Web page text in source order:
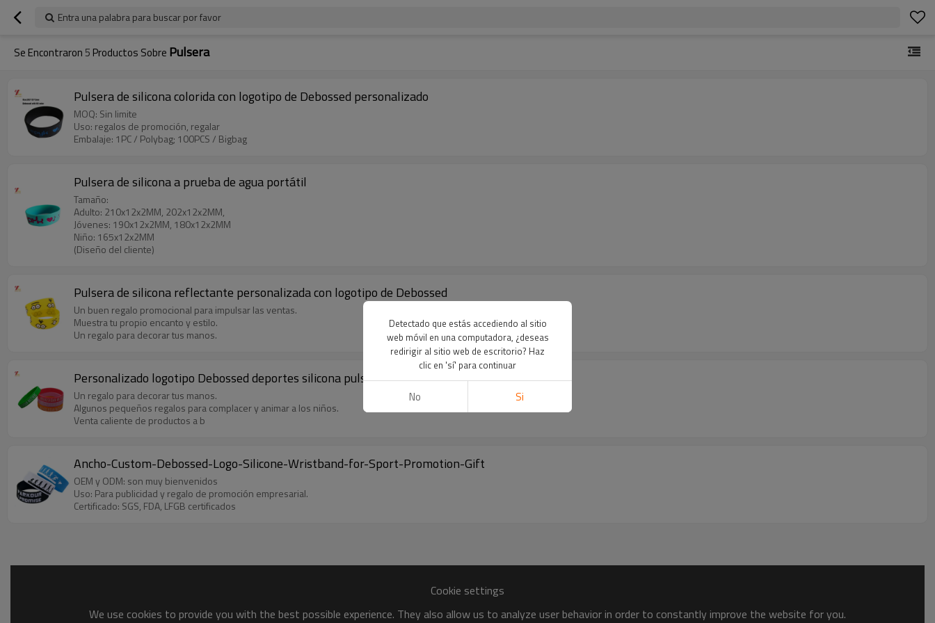
Entra una palabra para buscar por favor
Se Encontraron 5 Productos Sobre Pulsera
Pulsera de silicona colorida con logotipo de Debossed personalizado
MOQ: Sin limite
Uso: regalos de promoción, regalar
Embalaje: 1PC / Polybag; 100PCS / Bigbag
Pulsera de silicona a prueba de agua portátil
Tamaño:
Adulto: 210x12x2MM, 202x12x2MM,
Jóvenes: 190x12x2MM, 180x12x2MM
Niño: 165x12x2MM
(Diseño del cliente)
Pulsera de silicona reflectante personalizada con logotipo de Debossed
Un buen regalo promocional para impulsar las ventas.
Muestra tu propio encanto y estilo.
Un regalo para decorar tus manos.
Personalizado logotipo Debossed deportes silicona pulsera para regalo de promoción
Un regalo para decorar tus manos.
Algunos pequeños regalos para complacer y animar a los niños.
Venta caliente de productos a b
Ancho-Custom-Debossed-Logo-Silicone-Wristband-for-Sport-Promotion-Gift
OEM y ODM: son muy bienvenidos
Uso: Para publicidad y regalo de promoción empresarial.
Certificado: SGS, FDA, LFGB certificados
Cookie settings
We use cookies to provide you with the best possible experience. They also allow us to analyze user behavior in order to constantly improve the website for you.
Detectado que estás accediendo al sitio
web móvil en una computadora, ¿deseas
redirigir al sitio web de escritorio? Haz
clic en 'sí' para continuar
No Si